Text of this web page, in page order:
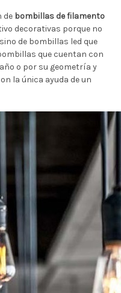
de bombillas de filamento
decorativas porque no
de bombillas led que
que cuentan con
o por su geometría y
la única ayuda de un